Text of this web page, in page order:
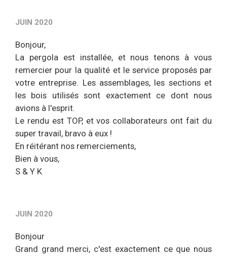
JUIN 2020
Bonjour,
La pergola est installée, et nous tenons à vous
remercier pour la qualité et le service proposés par
votre entreprise. Les assemblages, les sections et
les bois utilisés sont exactement ce dont nous
avions à l'esprit.
Le rendu est TOP, et vos collaborateurs ont fait du
super travail, bravo à eux !
En réitérant nos remerciements,
Bien à vous,
S & Y K
JUIN 2020
Bonjour
Grand grand merci, c'est exactement ce que nous